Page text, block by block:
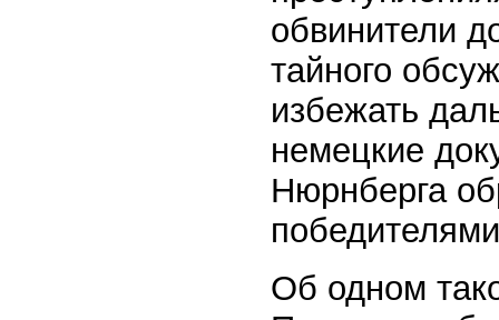
обвинители
тайного
избежать
немецкие
Нюрнберга
Об одном